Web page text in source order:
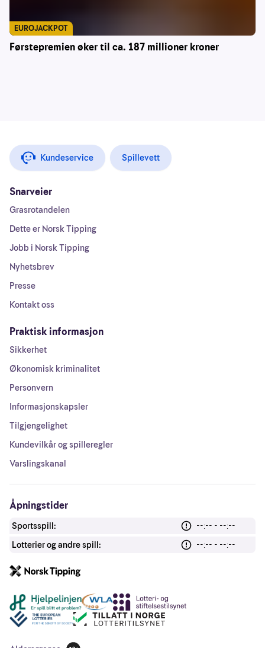
Førstepremien øker til ca. 187 millioner kroner
EUROJACKPOT
Kundeservice Spillevett
Snarveier
Grasrotandelen
Dette er Norsk Tipping
Jobb i Norsk Tipping
Nyhetsbrev
Presse
Kontakt oss
Praktisk informasjon
Sikkerhet
Økonomisk kriminalitet
Personvern
Informasjonskapsler
Tilgjengelighet
Kundevilkår og spilleregler
Varslingskanal
Åpningstider
Sportsspill:
--:-- - --:--
Lotterier og andre spill:
--:-- - --:--
Andre lenker